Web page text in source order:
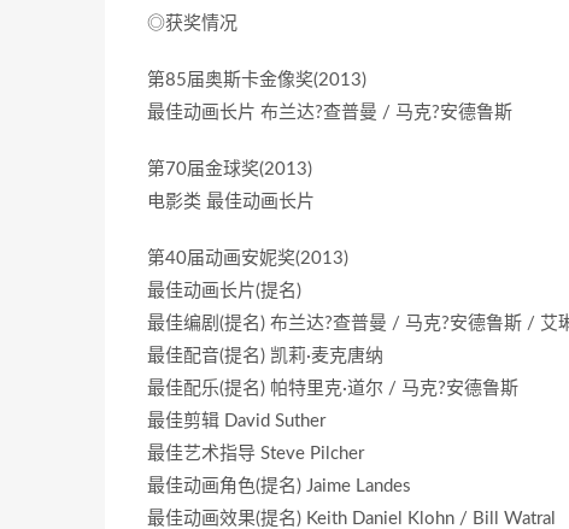
◎获奖情况
第85届奥斯卡金像奖(2013)
最佳动画长片 布兰达?查普曼 / 马克?安德鲁斯
第70届金球奖(2013)
电影类 最佳动画长片
第40届动画安妮奖(2013)
最佳动画长片(提名)
最佳编剧(提名) 布兰达?查普曼 / 马克?安德鲁斯 / 艾
最佳配音(提名) 凯莉·麦克唐纳
最佳配乐(提名) 帕特里克·道尔 / 马克?安德鲁斯
最佳剪辑 David Suther
最佳艺术指导 Steve Pilcher
最佳动画角色(提名) Jaime Landes
最佳动画效果(提名) Keith Daniel Klohn / Bill Watral